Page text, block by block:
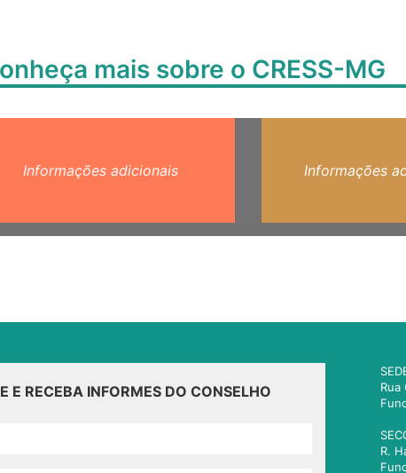
mais sobre o CRESS-MG
Informações adicionais Informações
E RECEBA INFORMES DO CONSELHO
Rua
R.